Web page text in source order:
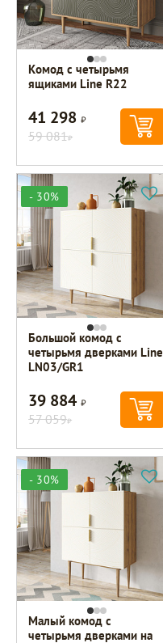
Комод с четырьмя
ящиками Line R22
41 298Р
59 081Р
- 30%
Большой комод с
четырьмя дверками Line
LN03/GR1
39 884Р
57 059Р
- 30%
Малый комод с
четырьмя дверками на